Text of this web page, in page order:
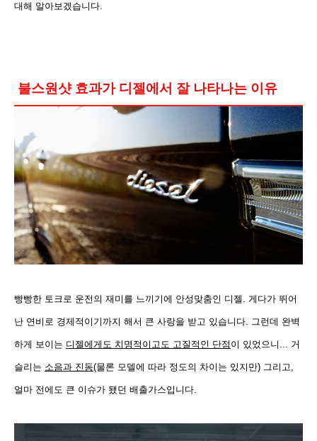
대해 알아보겠습니다.
불스원샷 효과가 디젤에서 잘 나타나는 이유
빵빵한 토크로 운전의 재미를 느끼기에 안성맞춤인 디젤. 게다가 뛰어
난 연비로 경제적이기까지 해서 큰 사랑을 받고 있습니다. 그런데 완벽
하게 보이는 디젤에게도 치명적이고도 고질적인 단점 이 있었으니... 거
슬리는 소음과 진동(물론 모델에 따라 정도의 차이는 있지만) 그리고,
얼마 전에도 큰 이슈가 됐던 배출가스입니다.